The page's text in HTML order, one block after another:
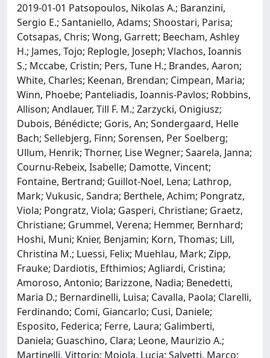
2019-01-01 Patsopoulos, Nikolas A.; Baranzini,
Sergio E.; Santaniello, Adams; Shoostari, Parisa;
Cotsapas, Chris; Wong, Garrett; Beecham, Ashley
H.; James, Tojo; Replogle, Joseph; Vlachos, Ioannis
S.; Mccabe, Cristin; Pers, Tune H.; Brandes, Aaron;
White, Charles; Keenan, Brendan; Cimpean, Maria;
Winn, Phoebe; Panteliadis, Ioannis-Pavlos; Robbins,
Allison; Andlauer, Till F. M.; Zarzycki, Onigiusz;
Dubois, Bénédicte; Goris, An; Sondergaard, Helle
Bach; Sellebjerg, Finn; Sorensen, Per Soelberg;
Ullum, Henrik; Thorner, Lise Wegner; Saarela, Janna;
Cournu-Rebeix, Isabelle; Damotte, Vincent;
Fontaine, Bertrand; Guillot-Noel, Lena; Lathrop,
Mark; Vukusic, Sandra; Berthele, Achim; Pongratz,
Viola; Pongratz, Viola; Gasperi, Christiane; Graetz,
Christiane; Grummel, Verena; Hemmer, Bernhard;
Hoshi, Muni; Knier, Benjamin; Korn, Thomas; Lill,
Christina M.; Luessi, Felix; Muehlau, Mark; Zipp,
Frauke; Dardiotis, Efthimios; Agliardi, Cristina;
Amoroso, Antonio; Barizzone, Nadia; Benedetti,
Maria D.; Bernardinelli, Luisa; Cavalla, Paola; Clarelli,
Ferdinando; Comi, Giancarlo; Cusi, Daniele;
Esposito, Federica; Ferre, Laura; Galimberti,
Daniela; Guaschino, Clara; Leone, Maurizio A.;
Martinelli, Vittorio; Moiola, Lucia; Salvetti, Marco;